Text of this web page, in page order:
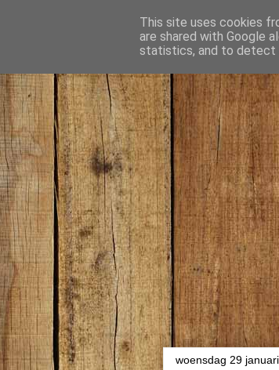
woensdag 29
This site uses cookies
are shared with Google
statistics, and to detect